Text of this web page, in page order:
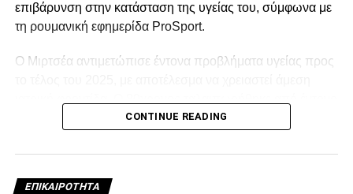
επιβάρυνση στην κατάσταση της υγείας του, σύμφωνα με
τη ρουμανική εφημερίδα ProSport.
Ο Μιρτσέα αντιμετώπισε έντονα προβλήματα υγείας προς
κρυολόγημα, το οποίο επηρέασε αρνητικά την ήδη
αναγκαία να νοσηλευτεί. Οι πληροφορίες αναφέρουν ότι η
CONTINUE READING
ΕΠΙΚΑΙΡΌΤΗΤΑ